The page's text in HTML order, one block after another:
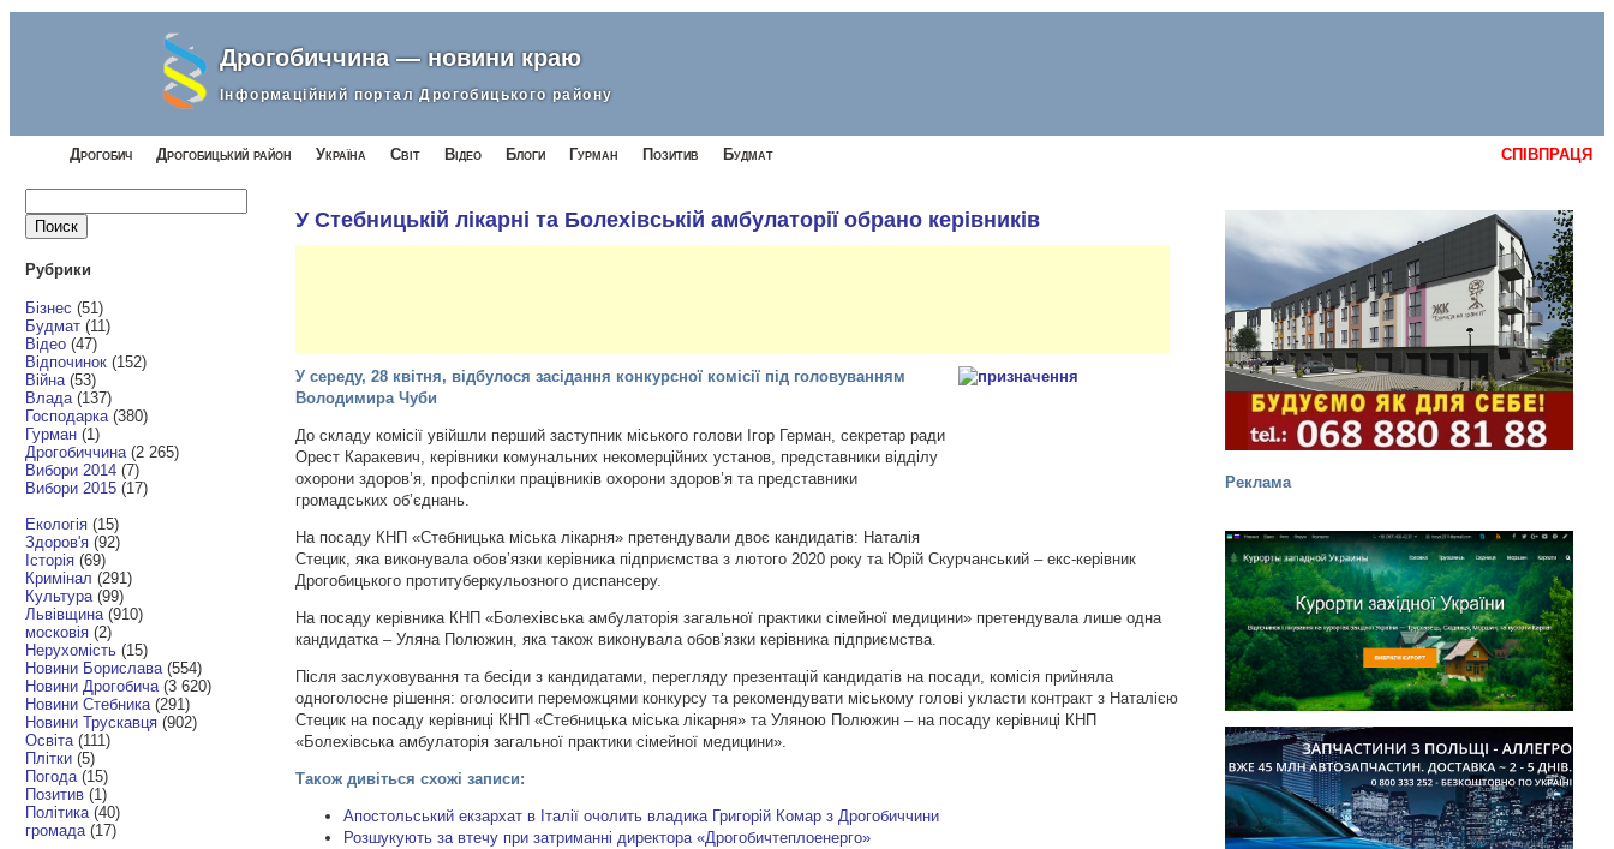
Дрогобиччина — новини краю
Інформаційний портал Дрогобицького району
Дрогобич Дрогобицький район Україна Світ Відео Блоги Гурман СПІВПРАЦЯ
Позитив Будмат
Реклама
Рубрики
Бізнес (51)
Будмат (11)
Відео (47)
Відпочинок (152)
Війна (53)
Влада (137)
Господарка (380)
Гурман (1)
Дрогобиччина (2 265)
Вибори 2014 (7)
Вибори 2015 (17)
Екологія (15)
Здоров'я (92)
Історія (69)
Кримінал (291)
Культура (99)
Львівщина (910)
московія (2)
Нерухомість (15)
Новини Борислава (554)
Новини Дрогобича (3 620)
Новини Стебника (291)
Новини Трускавця (902)
Освіта (111)
Плітки (5)
Погода (15)
Позитив (1)
Політика (40)
громада (17)
У Стебницькій лікарні та Болехівській амбулаторії обрано керівників
У середу, 28 квітня, відбулося засідання конкурсної комісії під головуванням
Володимира Чуби
До складу комісії увійшли перший заступник міського голови Ігор Герман, секретар ради
Орест Каракевич, керівники комунальних некомерційних установ, представники відділу
охорони здоров’я, профспілки працівників охорони здоров’я та представники
громадських об’єднань.
На посаду КНП «Стебницька міська лікарня» претендували двоє кандидатів: Наталія
Стецик, яка виконувала обов’язки керівника підприємства з лютого 2020 року та Юрій Скурчанський – екс-керівник
Дрогобицького протитуберкульозного диспансеру.
На посаду керівника КНП «Болехівська амбулаторія загальної практики сімейної медицини» претендувала лише одна
кандидатка – Уляна Полюжин, яка також виконувала обов’язки керівника підприємства.
Після заслуховування та бесіди з кандидатами, перегляду презентацій кандидатів на посади, комісія прийняла
одноголосне рішення: оголосити переможцями конкурсу та рекомендувати міському голові укласти контракт з Наталією
Стецик на посаду керівниці КНП «Стебницька міська лікарня» та Уляною Полюжин – на посаду керівниці КНП
«Болехівська амбулаторія загальної практики сімейної медицини».
Також дивіться схожі записи:
Апостольський екзархат в Італії очолить владика Григорій Комар з Дрогобиччини
Розшукують за втечу при затриманні директора «Дрогобичтеплоенерго»